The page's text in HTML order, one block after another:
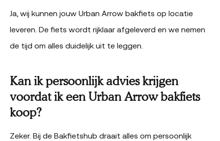
Ja, wij kunnen jouw Urban Arrow bakfiets op locatie
leveren. De fiets wordt rijklaar afgeleverd en we nemen
de tijd om alles duidelijk uit te leggen.
Kan ik persoonlijk advies krijgen
voordat ik een Urban Arrow bakfiets
koop?
Zeker. Bij de Bakfietshub draait alles om persoonlijk